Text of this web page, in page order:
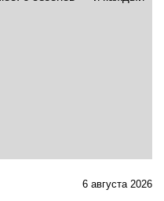
6 августа 2026